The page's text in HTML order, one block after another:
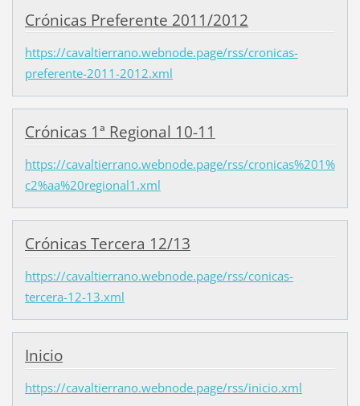
Crónicas Preferente 2011/2012
https://cavaltierrano.webnode.page/rss/cronicas-
preferente-2011-2012.xml
Crónicas 1ª Regional 10-11
https://cavaltierrano.webnode.page/rss/cronicas%201%
c2%aa%20regional1.xml
Crónicas Tercera 12/13
https://cavaltierrano.webnode.page/rss/conicas-
tercera-12-13.xml
Inicio
https://cavaltierrano.webnode.page/rss/inicio.xml